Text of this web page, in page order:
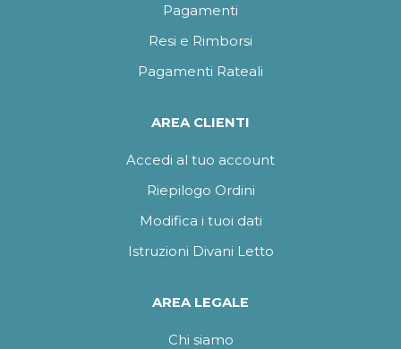
Pagamenti
Resi e Rimborsi
Pagamenti Rateali
AREA CLIENTI
Accedi al tuo account
Riepilogo Ordini
Modifica i tuoi dati
Istruzioni Divani Letto
AREA LEGALE
Chi siamo